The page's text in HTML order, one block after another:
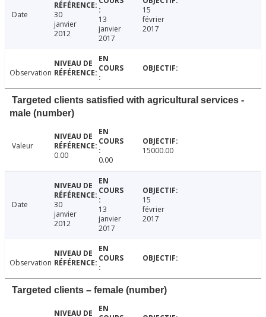
Date
30
janvier
2012
13
janvier
2017
15
février
2017
Observation
Targeted clients satisfied with agricultural services -
male (number)
Valeur
0.00
0.00
15000.00
Date
30
janvier
2012
13
janvier
2017
15
février
2017
Observation
Targeted clients – female (number)